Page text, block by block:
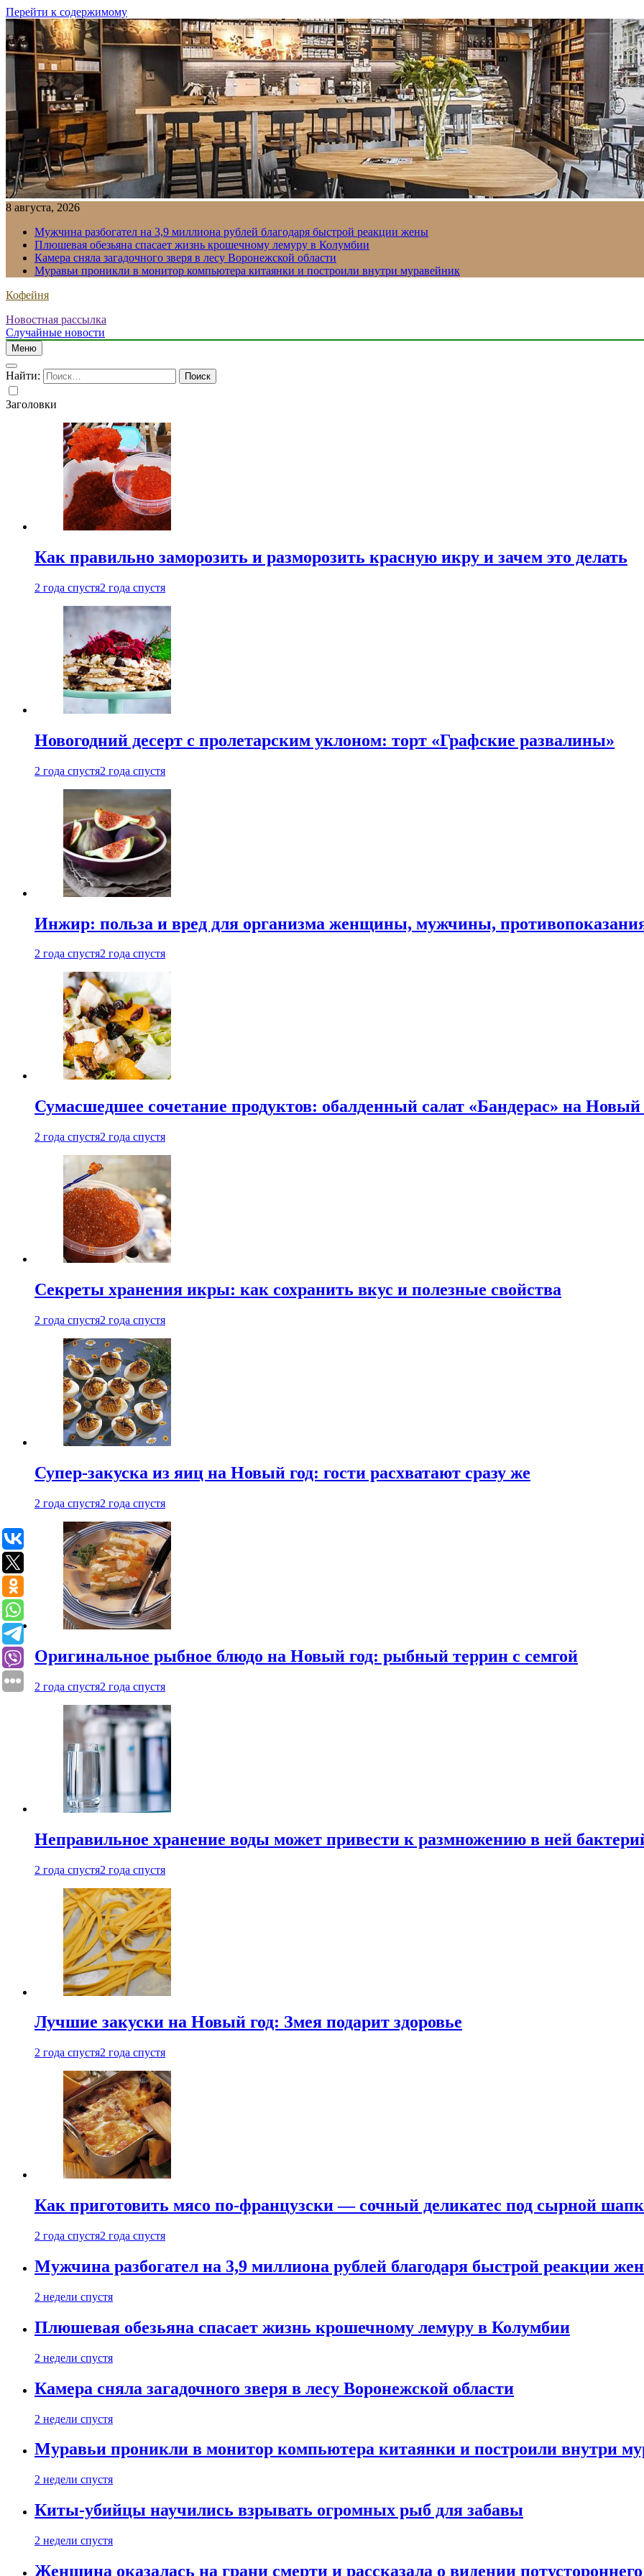
Перейти к содержимому
8 августа, 2026
Мужчина разбогател на 3,9 миллиона рублей благодаря быстрой реакции жены
Плюшевая обезьяна спасает жизнь крошечному лемуру в Колумбии
Камера сняла загадочного зверя в лесу Воронежской области
Муравьи проникли в монитор компьютера китаянки и построили внутри муравейник
Кофейня
Новостная рассылка
Случайные новости
Меню
Найти:
Заголовки
Как правильно заморозить и разморозить красную икру и зачем это делать
2 года спустя2 года спустя
Новогодний десерт с пролетарским уклоном: торт «Графские развалины»
2 года спустя2 года спустя
Инжир: польза и вред для организма женщины, мужчины,
2 года спустя2 года спустя
Сумасшедшее сочетание продуктов: обалденный салат «Бандерас» на Новый
2 года спустя2 года спустя
Секреты хранения икры: как сохранить вкус и полезные свойства
2 года спустя2 года спустя
Супер-закуска из яиц на Новый год: гости расхватают сразу же
2 года спустя2 года спустя
Оригинальное рыбное блюдо на Новый год: рыбный террин с семгой
2 года спустя2 года спустя
Неправильное хранение воды может привести к размножению в ней
2 года спустя2 года спустя
Лучшие закуски на Новый год: Змея подарит здоровье
2 года спустя2 года спустя
Как приготовить мясо по-французски — сочный деликатес под сырной
2 года спустя2 года спустя
Мужчина разбогател на 3,9 миллиона рублей благодаря быстрой реакции
2 недели спустя
Плюшевая обезьяна спасает жизнь крошечному лемуру в Колумбии
2 недели спустя
Камера сняла загадочного зверя в лесу Воронежской области
2 недели спустя
Муравьи проникли в монитор компьютера китаянки и построили внутри
2 недели спустя
Киты-убийцы научились взрывать огромных рыб для забавы
2 недели спустя
Женщина оказалась на грани смерти и рассказала о видении